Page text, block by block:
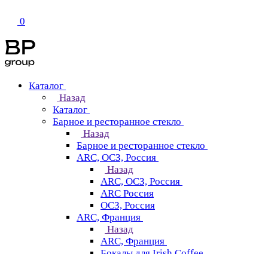
0
Каталог
Назад
Каталог
Барное и ресторанное стекло
Назад
Барное и ресторанное стекло
ARC, ОСЗ, Россия
Назад
ARC, ОСЗ, Россия
ARC Россия
ОСЗ, Россия
ARC, Франция
Назад
ARC, Франция